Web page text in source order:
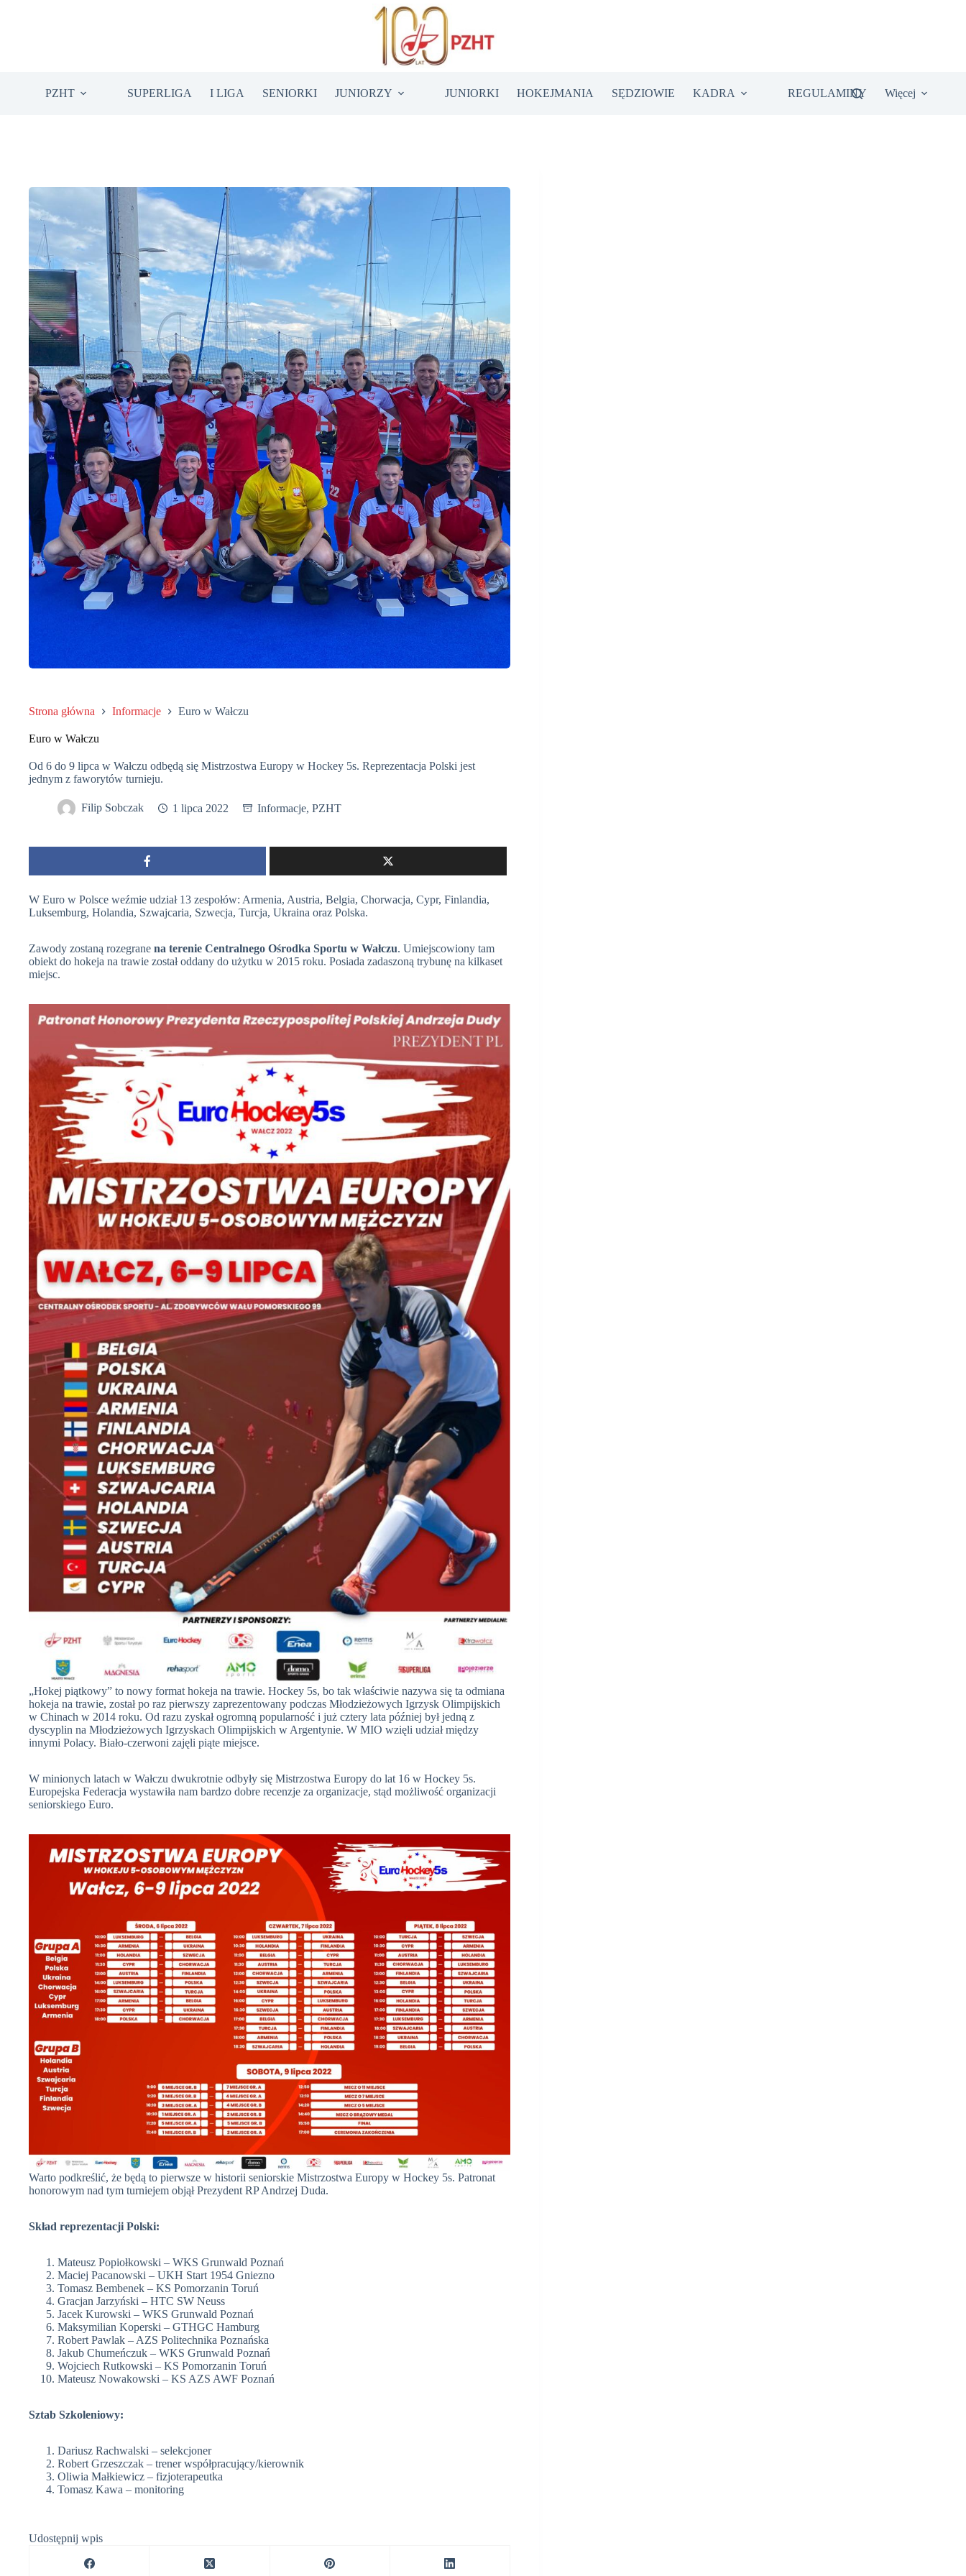
PZHT SUPERLIGA I LIGA SENIORKI JUNIORZY JUNIORKI HOKEJMANIA SĘDZIOWIE KADRA REGULAMINY Więcej
Strona główna Informacje Euro w Wałczu
Euro w Wałczu
Od 6 do 9 lipca w Wałczu odbędą się Mistrzostwa Europy w Hockey 5s. Reprezentacja Polski jest
jednym z faworytów turnieju.
Filip Sobczak 1 lipca 2022 Informacje, PZHT
W Euro w Polsce weźmie udział 13 zespołów: Armenia, Austria, Belgia, Chorwacja, Cypr, Finlandia,
Luksemburg, Holandia, Szwajcaria, Szwecja, Turcja, Ukraina oraz Polska.
Zawody zostaną rozegrane na terenie Centralnego Ośrodka Sportu w Wałczu. Umiejscowiony tam
obiekt do hokeja na trawie został oddany do użytku w 2015 roku. Posiada zadaszoną trybunę na kilkaset
miejsc.
„Hokej piątkowy” to nowy format hokeja na trawie. Hockey 5s, bo tak właściwie nazywa się ta odmiana
hokeja na trawie, został po raz pierwszy zaprezentowany podczas Młodzieżowych Igrzysk Olimpijskich
w Chinach w 2014 roku. Od razu zyskał ogromną popularność i już cztery lata później był jedną z
dyscyplin na Młodzieżowych Igrzyskach Olimpijskich w Argentynie. W MIO wzięli udział między
innymi Polacy. Biało-czerwoni zajęli piąte miejsce.
W minionych latach w Wałczu dwukrotnie odbyły się Mistrzostwa Europy do lat 16 w Hockey 5s.
Europejska Federacja wystawiła nam bardzo dobre recenzje za organizacje, stąd możliwość organizacji
seniorskiego Euro.
Warto podkreślić, że będą to pierwsze w historii seniorskie Mistrzostwa Europy w Hockey 5s. Patronat
honorowym nad tym turniejem objął Prezydent RP Andrzej Duda.
Skład reprezentacji Polski:
Mateusz Popiołkowski – WKS Grunwald Poznań
Maciej Pacanowski – UKH Start 1954 Gniezno
Tomasz Bembenek – KS Pomorzanin Toruń
Gracjan Jarzyński – HTC SW Neuss
Jacek Kurowski – WKS Grunwald Poznań
Maksymilian Koperski – GTHGC Hamburg
Robert Pawlak – AZS Politechnika Poznańska
Jakub Chumeńczuk – WKS Grunwald Poznań
Wojciech Rutkowski – KS Pomorzanin Toruń
Mateusz Nowakowski – KS AZS AWF Poznań
Sztab Szkoleniowy:
Dariusz Rachwalski – selekcjoner
Robert Grzeszczak – trener współpracujący/kierownik
Oliwia Małkiewicz – fizjoterapeutka
Tomasz Kawa – monitoring
Udostępnij wpis